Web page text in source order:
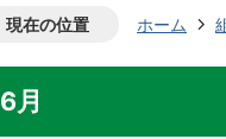
現在の位置 ホーム
6月